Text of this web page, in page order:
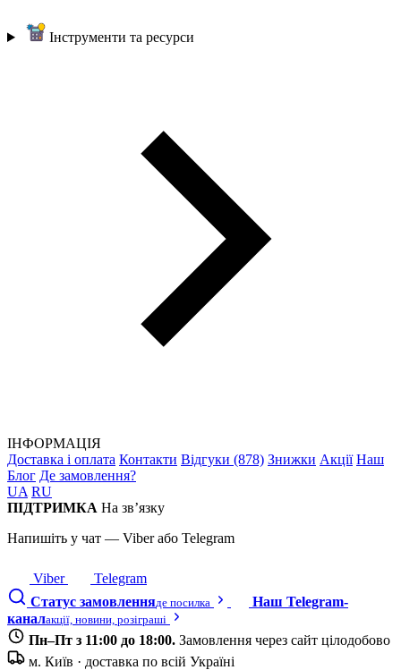
Інструменти та ресурси
ІНФОРМАЦІЯ
Доставка і оплата Контакти Відгуки (878) Знижки Акції Наш
Блог Де замовлення?
UA RU
ПІДТРИМКА На зв’язку
Напишіть у чат — Viber або Telegram
Viber
Telegram
Статус замовленняде посилка
Наш Telegram-
каналакції, новини, розіграші
Пн–Пт з 11:00 до 18:00. Замовлення через сайт цілодобово
м. Київ · доставка по всій Україні